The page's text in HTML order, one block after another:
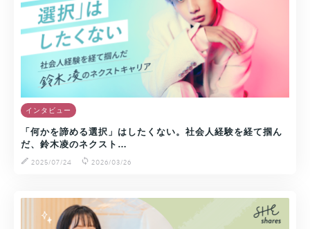
インタビュー
「何かを諦める選択」はしたくない。社会人経験を経て掴ん
だ、鈴木凌のネクスト…
2025/07/24
2026/03/26